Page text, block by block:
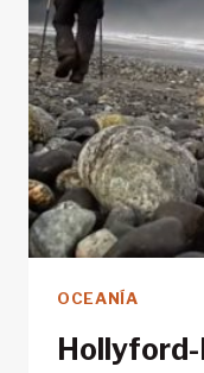
OCEANÍA
Hollyford-